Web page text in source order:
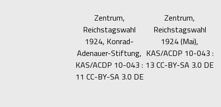
Zentrum,
Reichstagswahl
1924, Konrad-
Adenauer-Stiftung,
KAS/ACDP 10-043 :
11 CC-BY-SA 3.0 DE
Zentrum,
Reichstagswahl
1924 (Mai),
KAS/ACDP 10-043 :
13 CC-BY-SA 3.0 DE